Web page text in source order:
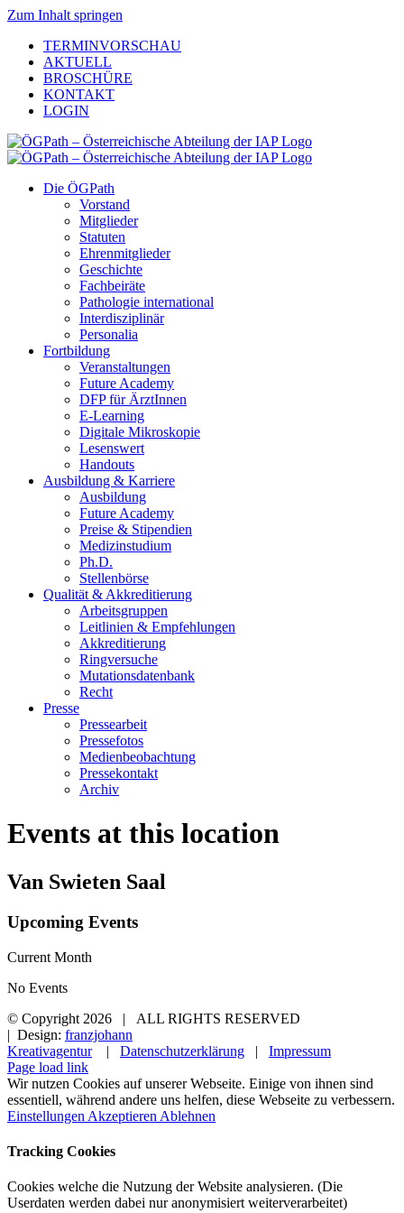
Zum Inhalt springen
TERMINVORSCHAU
AKTUELL
BROSCHÜRE
KONTAKT
LOGIN
Die ÖGPath
Vorstand
Mitglieder
Statuten
Ehrenmitglieder
Geschichte
Fachbeiräte
Pathologie international
Interdisziplinär
Personalia
Fortbildung
Veranstaltungen
Future Academy
DFP für ÄrztInnen
E-Learning
Digitale Mikroskopie
Lesenswert
Handouts
Ausbildung & Karriere
Ausbildung
Future Academy
Preise & Stipendien
Medizinstudium
Ph.D.
Stellenbörse
Qualität & Akkreditierung
Arbeitsgruppen
Leitlinien & Empfehlungen
Akkreditierung
Ringversuche
Mutationsdatenbank
Recht
Presse
Pressearbeit
Pressefotos
Medienbeobachtung
Pressekontakt
Archiv
Events at this location
Van Swieten Saal
Upcoming Events
Current Month
No Events
© Copyright 2026 | ALL RIGHTS RESERVED
| Design: franzjohann
Kreativagentur| Datenschutzerklärung | Impressum
Page load link
Wir nutzen Cookies auf unserer Webseite. Einige von ihnen sind
essentiell, während andere uns helfen, diese Webseite zu verbessern.
Einstellungen Akzeptieren Ablehnen
Tracking Cookies
Cookies welche die Nutzung der Website analysieren. (Die
Userdaten werden dabei nur anonymisiert weiterverarbeitet)